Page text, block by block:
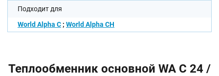
Подходит для
World Alpha C; World Alpha CH
Теплообменник основной WA C 24 /